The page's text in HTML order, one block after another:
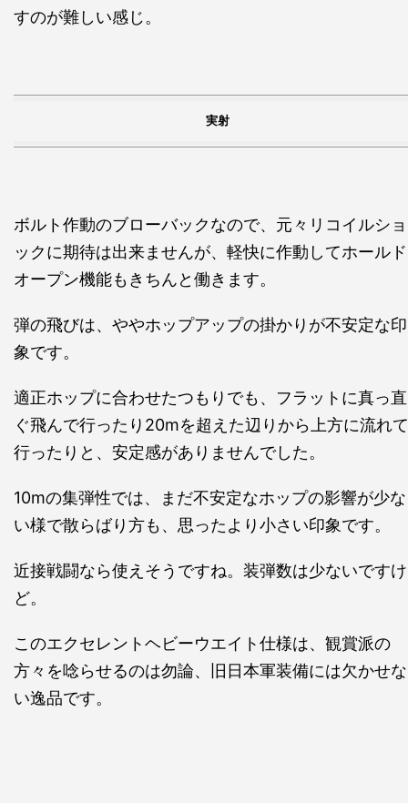
すのが難しい感じ。
実射
ボルト作動のブローバックなので、元々リコイルショ
ックに期待は出来ませんが、軽快に作動してホールド
オープン機能もきちんと働きます。
弾の飛びは、ややホップアップの掛かりが不安定な印
象です。
適正ホップに合わせたつもりでも、フラットに真っ直
ぐ飛んで行ったり20mを超えた辺りから上方に流れて
行ったりと、安定感がありませんでした。
10mの集弾性では、まだ不安定なホップの影響が少な
い様で散らばり方も、思ったより小さい印象です。
近接戦闘なら使えそうですね。装弾数は少ないですけ
ど。
このエクセレントヘビーウエイト仕様は、観賞派の
方々を唸らせるのは勿論、旧日本軍装備には欠かせな
い逸品です。